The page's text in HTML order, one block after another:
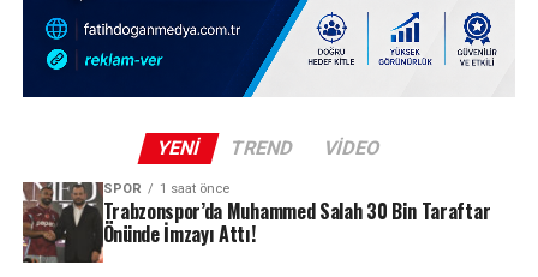
YENI TREND VIDEO
SPOR 1 saat önce
Trabzonspor’da Muhammed Salah 30 Bin Taraftar
Önünde İmzayı Attı!